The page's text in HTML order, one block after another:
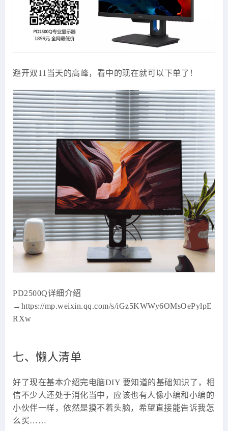
避开双11当天的高峰，看中的现在就可以下单了！
PD2500Q详细介绍
→https://mp.weixin.qq.com/s/iGz5KWWy6OMsOePylpE
RXw
七、懒人清单
好了现在基本介绍完电脑DIY 要知道的基础知识了，相
信不少人还处于消化当中，应该也有人像小编和小编的
小伙伴一样，依然是摸不着头脑，希望直接能告诉我怎
么买……